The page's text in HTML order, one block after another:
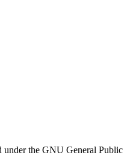
under the GNU General Public